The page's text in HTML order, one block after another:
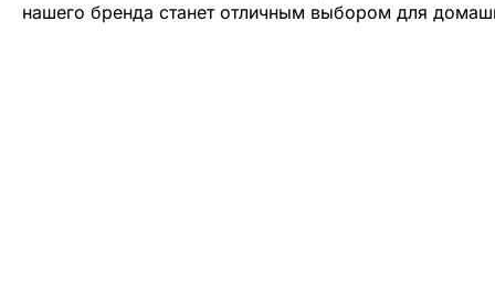
нашего бренда станет отличным выбором для